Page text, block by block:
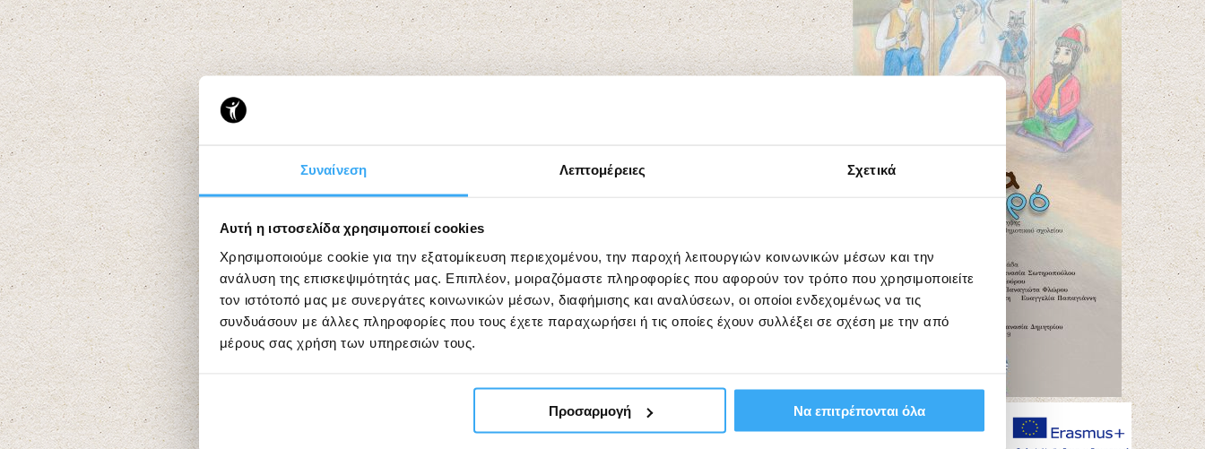
Συναίνεση Λεπτομέρειες Σχετικά
Αυτή η ιστοσελίδα χρησιμοποιεί cookies
Χρησιμοποιούμε cookie για την εξατομίκευση περιεχομένου, την παροχή λειτουργιών κοινωνικών μέσων και την
ανάλυση της επισκεψιμότητάς μας. Επιπλέον, μοιραζόμαστε πληροφορίες που αφορούν τον τρόπο που χρησιμοποιείτε
τον ιστότοπό μας με συνεργάτες κοινωνικών μέσων, διαφήμισης και αναλύσεων, οι οποίοι ενδεχομένως να τις
συνδυάσουν με άλλες πληροφορίες που τους έχετε παραχωρήσει ή τις οποίες έχουν συλλέξει σε σχέση με την από
μέρους σας χρήση των υπηρεσιών τους.
Προσαρμογή Να επιτρέπονται όλα